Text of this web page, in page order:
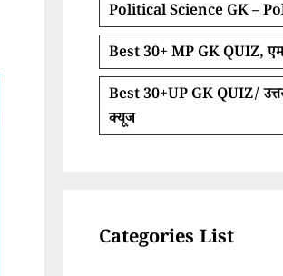
Political Science GK –
Best 30+ MP GK QUIZ,
Best 30+UP GK QUIZ/
क्यूज
Categories List